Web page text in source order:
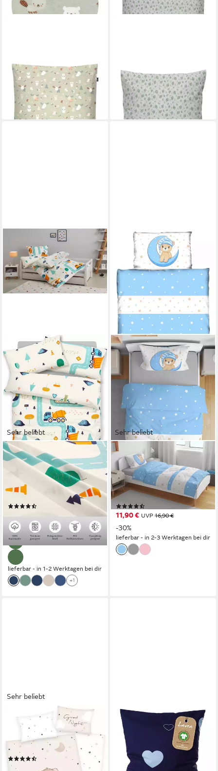
ab 23,99 € UVP 31,99 €
-25%
lieferbar - in 3-4 Werktagen bei dir
16,95 €
-50%
lieferbar - in 3-4 Werktagen bei dir
Sehr beliebt
OTTO HOME
Kinderbettwäsche CUDDLEE,
Renforcé, 2 teilig, in vielen
Designs:
Dino,Einhorn,Weltraum,Baustelle,Herz,Trecker,Safari
-54%
lieferbar - in 1-2 Werktagen bei dir
+1
Sehr beliebt
ONE HOME
Babybettwäsche Teddy Bären,
Mikrofaser, 2 teilig, Mond und
Sterne für Jungen, Kinder
und Babybetten geeignet
11,90 € UVP 16,90 €
-30%
lieferbar - in 2-3 Werktagen bei dir
Sehr beliebt
BABY BEST
Babybettwäsche Little
Dreamer, Flanell, 2 teilig, mit
liebevollem Motiv
(21)
ab 22,58 €